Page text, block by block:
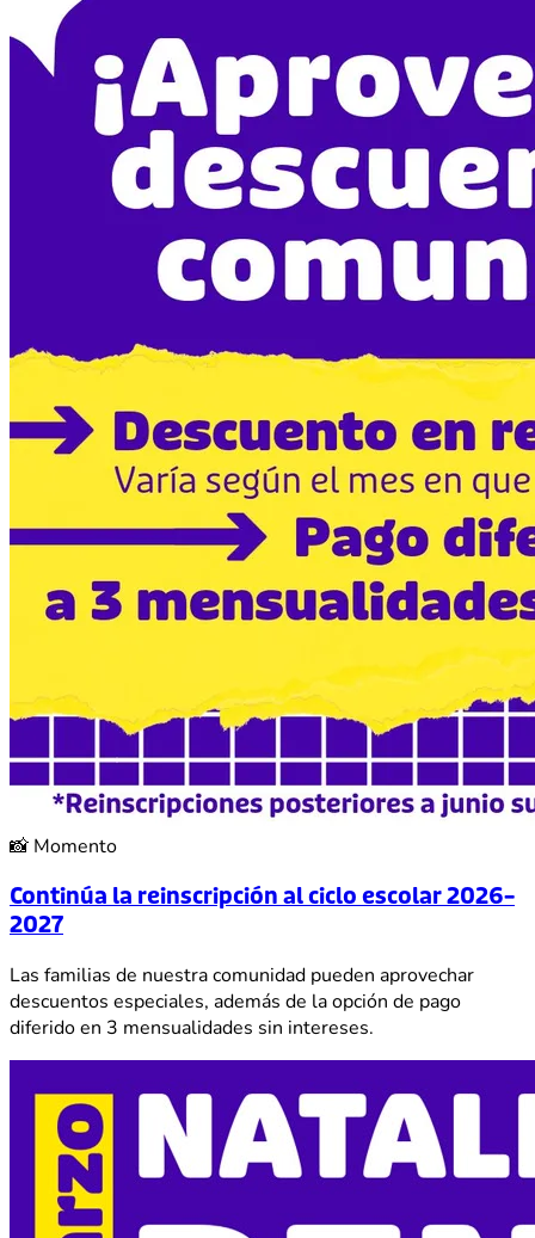
📸 Momento
Continúa la reinscripción al ciclo escolar 2026–
2027
Las familias de nuestra comunidad pueden aprovechar
descuentos especiales, además de la opción de pago
diferido en 3 mensualidades sin intereses.